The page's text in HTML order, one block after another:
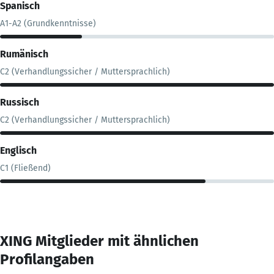
Spanisch
A1-A2 (Grundkenntnisse)
Rumänisch
C2 (Verhandlungssicher / Muttersprachlich)
Russisch
C2 (Verhandlungssicher / Muttersprachlich)
Englisch
C1 (Fließend)
XING Mitglieder mit ähnlichen
Profilangaben